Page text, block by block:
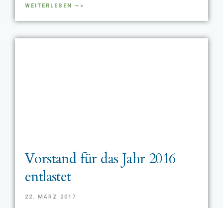
WEITERLESEN —>
Vorstand für das Jahr 2016
entlastet
22. MÄRZ 2017